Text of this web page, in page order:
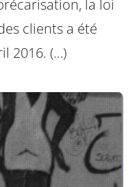
la loi
clients a été
2016. (…)